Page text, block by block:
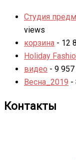
Студия
views
корзина - 12
Holiday
видео - 9
Весна_2019 -
Контакты